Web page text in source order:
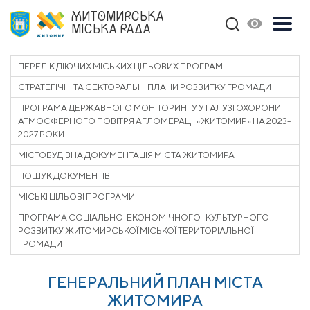
ЖИТОМИРСЬКА
МІСЬКА РАДА
ГЕНЕРАЛЬНИЙ ПЛАН МІСТА
ЖИТОМИРА
ПЕРЕЛІК ДІЮЧИХ МІСЬКИХ ЦІЛЬОВИХ ПРОГРАМ
СТРАТЕГІЧНІ ТА СЕКТОРАЛЬНІ ПЛАНИ РОЗВИТКУ ГРОМАДИ
ПРОГРАМА ДЕРЖАВНОГО МОНІТОРИНГУ У ГАЛУЗІ ОХОРОНИ
АТМОСФЕРНОГО ПОВІТРЯ АГЛОМЕРАЦІЇ «ЖИТОМИР» НА 2023-
2027 РОКИ
МІСТОБУДІВНА ДОКУМЕНТАЦІЯ МІСТА ЖИТОМИРА
ПОШУК ДОКУМЕНТІВ
МІСЬКІ ЦІЛЬОВІ ПРОГРАМИ
ПРОГРАМА СОЦІАЛЬНО-ЕКОНОМІЧНОГО І КУЛЬТУРНОГО
РОЗВИТКУ ЖИТОМИРСЬКОЇ МІСЬКОЇ ТЕРИТОРІАЛЬНОЇ
ГРОМАДИ